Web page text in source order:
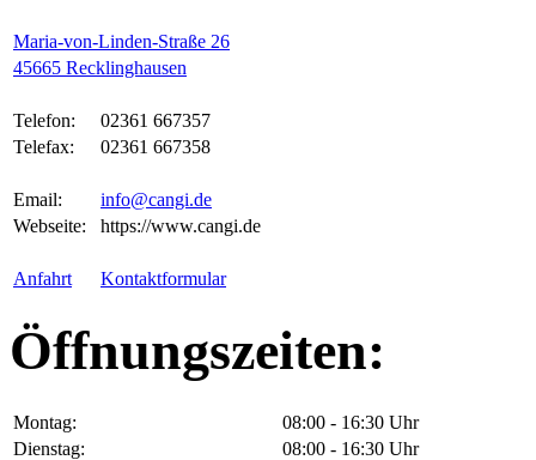
Maria-von-Linden-Straße 26
45665 Recklinghausen
Telefon:
02361 667357
Telefax:
02361 667358
Email:
info@cangi.de
Webseite:
https://www.cangi.de
Anfahrt Kontaktformular
Öffnungszeiten:
Montag:
08:00 - 16:30 Uhr
Dienstag:
08:00 - 16:30 Uhr